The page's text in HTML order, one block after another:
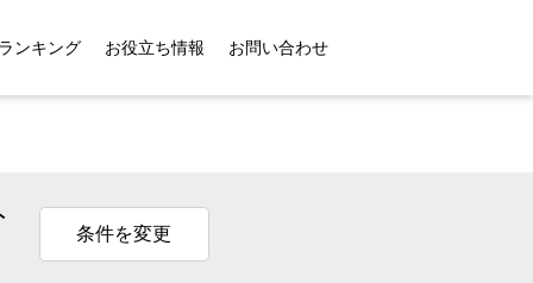
ンキング お役立ち情報 お問い合わせ
条件を変更